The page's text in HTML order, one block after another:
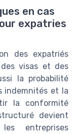
en cas
expatries
des expatriés
visas et des
la probabilité
indemnités et la
la conformité
devient
entreprises